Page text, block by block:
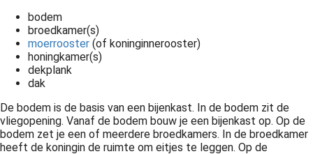
bodem
broedkamer(s)
moerrooster (of koninginnerooster)
honingkamer(s)
dekplank
dak
De bodem is de basis van een bijenkast. In de bodem zit de
vliegopening. Vanaf de bodem bouw je een bijenkast op. Op de
bodem zet je een of meerdere broedkamers. In de broedkamer
heeft de koningin de ruimte om eitjes te leggen. Op de